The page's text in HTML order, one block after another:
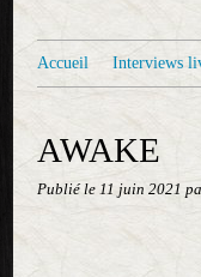
Accueil Interviews
AWAKE
Publié le 11 juin 2021